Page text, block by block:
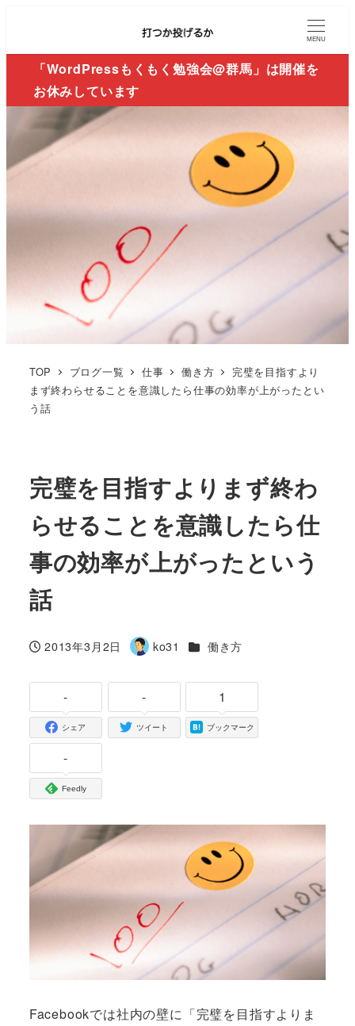
MENU
「WordPressもくもく勉強会@群馬」は開催を
お休みしています
TOP ブログ一覧 仕事 働き方
完璧を目指すより
まず終わらせることを意識したら仕事の効率が上がったとい
う話
完璧を目指すよりまず終わ
らせることを意識したら仕
事の効率が上がったという
話
投稿日
2013年3月2日
著
ko31 カテゴリー
働き方
-
シェア
-
ツイート
1
ブックマーク
-
Feedly
Facebookでは社内の壁に「完璧を目指すよりま